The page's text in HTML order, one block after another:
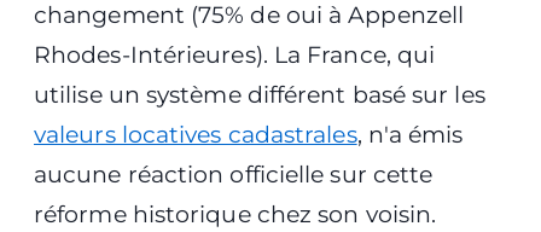
changement (75% de oui à Appenzell
Rhodes-Intérieures). La France, qui
utilise un système différent basé sur les
valeurs locatives cadastrales, n'a émis
aucune réaction officielle sur cette
réforme historique chez son voisin.